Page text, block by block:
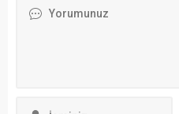
yollarının açılması için